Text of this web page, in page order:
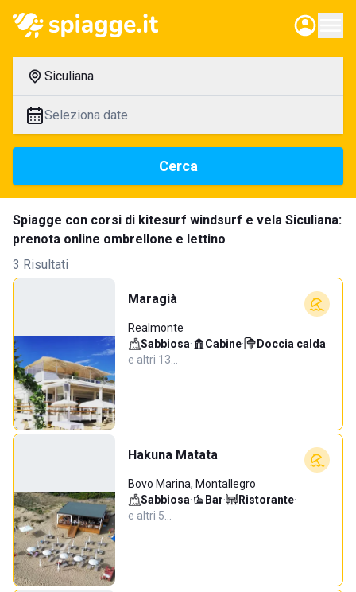
Siculiana
Seleziona date
Cerca
Spiagge con corsi di kitesurf windsurf e vela Siculiana:
prenota online ombrellone e lettino
3 Risultati
Maragià
Realmonte
Sabbiosa· Cabine· Doccia calda·
e altri 13…
Hakuna Matata
Bovo Marina, Montallegro
Sabbiosa· Bar· Ristorante·
e altri 5…